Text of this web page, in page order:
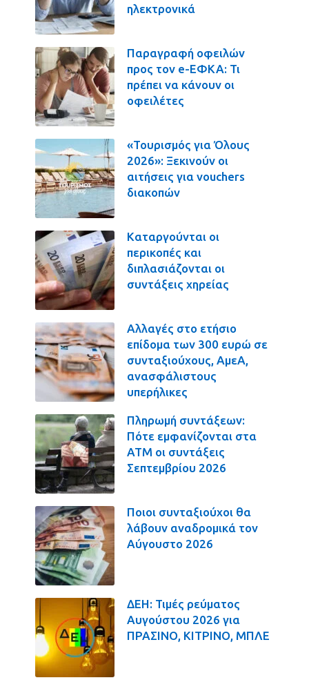
ηλεκτρονικά
Παραγραφή οφειλών
προς τον e-ΕΦΚΑ: Τι
πρέπει να κάνουν οι
οφειλέτες
«Τουρισμός για Όλους
2026»: Ξεκινούν οι
αιτήσεις για vouchers
διακοπών
Καταργούνται οι
περικοπές και
διπλασιάζονται οι
συντάξεις χηρείας
Αλλαγές στο ετήσιο
επίδομα των 300 ευρώ σε
συνταξιούχους, ΑμεΑ,
ανασφάλιστους
υπερήλικες
Πληρωμή συντάξεων:
Πότε εμφανίζονται στα
ΑΤΜ οι συντάξεις
Σεπτεμβρίου 2026
Ποιοι συνταξιούχοι θα
λάβουν αναδρομικά τον
Αύγουστο 2026
ΔΕΗ: Τιμές ρεύματος
Αυγούστου 2026 για
ΠΡΑΣΙΝΟ, ΚΙΤΡΙΝΟ, ΜΠΛΕ